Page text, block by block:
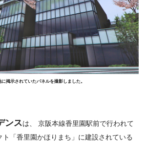
掲示されていたパネルを撮影しました。
ンスは、 京阪本線香里園駅前で行われて
ト「香里園かほりまち」に建設されている